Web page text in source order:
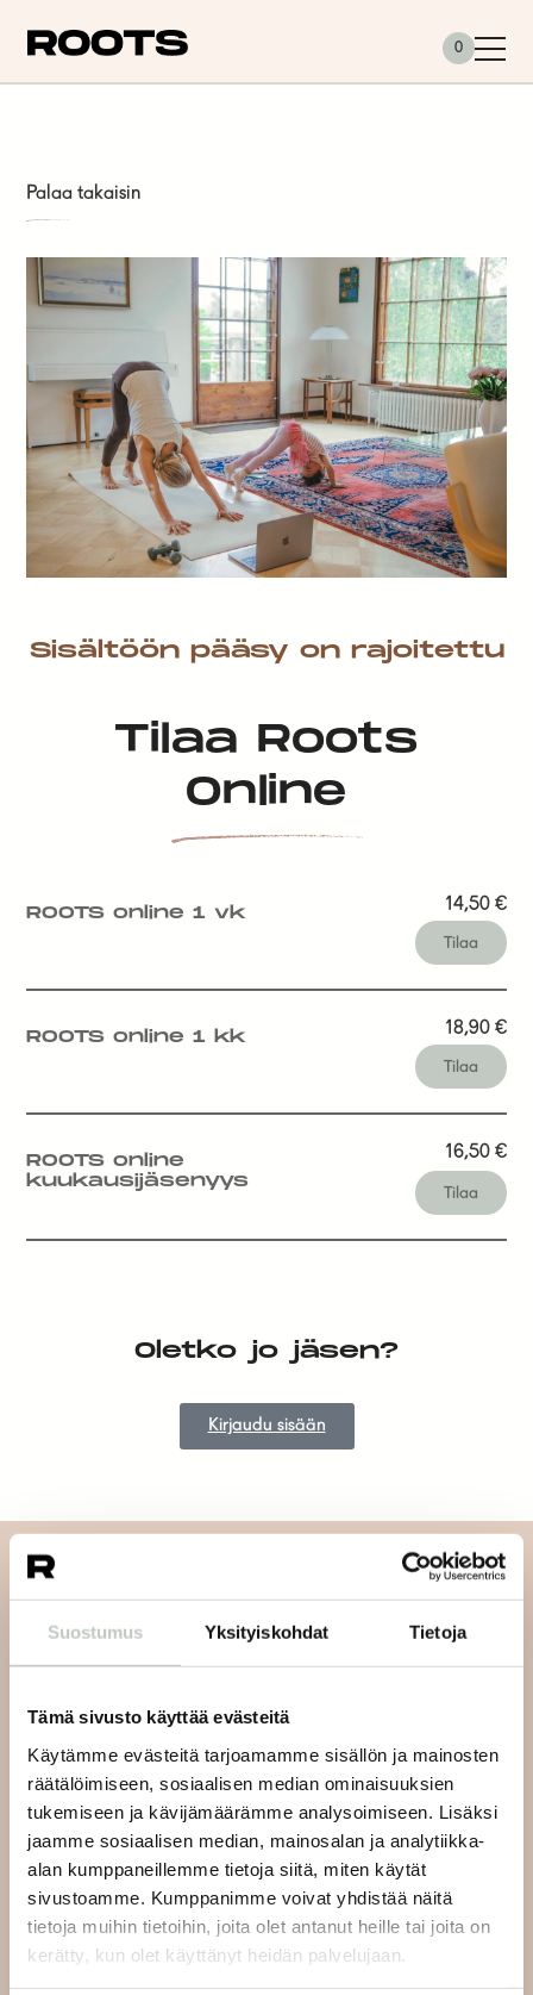
Suostumus Yksityiskohdat Tietoja
Tämä sivusto käyttää evästeitä
Käytämme evästeitä tarjoamamme sisällön ja mainosten
räätälöimiseen, sosiaalisen median ominaisuuksien
tukemiseen ja kävijämäärämme analysoimiseen. Lisäksi
jaamme sosiaalisen median, mainosalan ja analytiikka-
alan kumppaneillemme tietoja siitä, miten käytät
sivustoamme. Kumppanimme voivat yhdistää näitä
tietoja muihin tietoihin, joita olet antanut heille tai joita on
kerätty, kun olet käyttänyt heidän palvelujaan.
0
Palaa takaisin
Sisältöön pääsy on rajoitettu
Tilaa Roots
Online
ROOTS online 1 vk 14,50 €
Tilaa
ROOTS online 1 kk 18,90 €
Tilaa
ROOTS online
kuukausijäsenyys
16,50 €
Tilaa
Oletko jo jäsen?
Kirjaudu sisään
Tilaa